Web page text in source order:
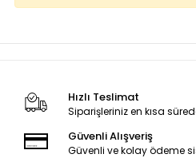
Hızlı Teslimat
Siparişleriniz en kısa
Güvenli Alışveriş
Güvenli ve kolay ödeme